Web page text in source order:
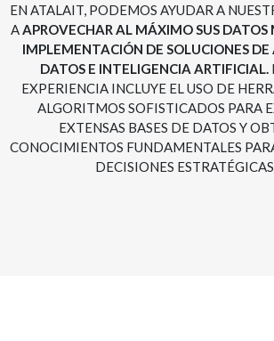
EN ATALAIT, PODEMOS AYUDAR A
AAPROVECHAR AL MÁXIMO SUS
IMPLEMENTACIÓN DE SOLUCIONES DE
DATOS E INTELIGENCIA ARTIFICIAL.
EXPERIENCIA INCLUYE EL USO DE
ALGORITMOS SOFISTICADOS PARA
EXTENSAS BASES DE DATOS Y
CONOCIMIENTOS FUNDAMENTALES
DECISIONES